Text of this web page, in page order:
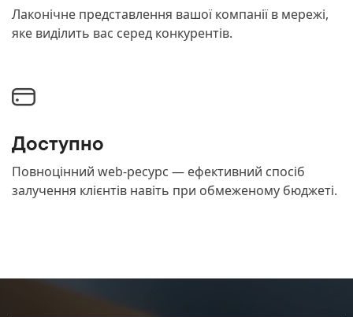
Лаконічне представлення вашої компанії в мережі,
яке виділить вас серед конкурентів.
Доступно
Повноцінний web-ресурс — ефективний спосіб
залучення клієнтів навіть при обмеженому бюджеті.